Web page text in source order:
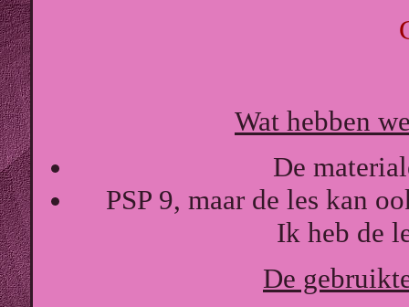
Wat hebben
De
PSP 9, maar de les kan
Ik heb de
De